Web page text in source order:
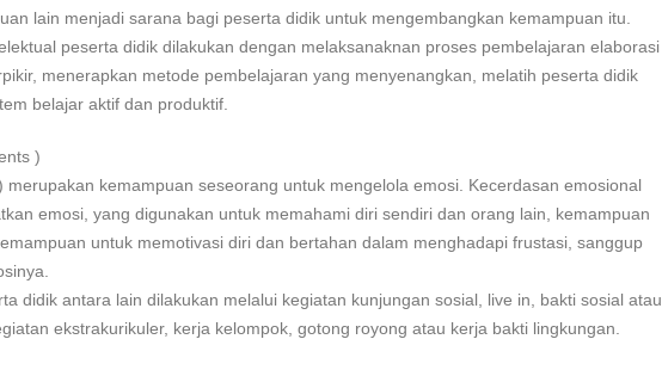
lain menjadi sarana bagi peserta didik untuk mengembangkan kemampuan itu.
peserta didik dilakukan dengan melaksanaknan proses pembelajaran elaborasi
menerapkan metode pembelajaran yang menyenangkan, melatih peserta didik
belajar aktif dan produktif.
)
kemampuan seseorang untuk mengelola emosi. Kecerdasan emosional
emosi, yang digunakan untuk memahami diri sendiri dan orang lain, kemampuan
untuk memotivasi diri dan bertahan dalam menghadapi frustasi, sanggup
didik antara lain dilakukan melalui kegiatan kunjungan sosial, live in, bakti sosial atau
ekstrakurikuler, kerja kelompok, gotong royong atau kerja bakti lingkungan.